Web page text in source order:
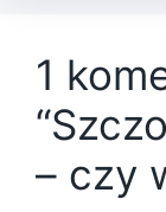
1
– czy